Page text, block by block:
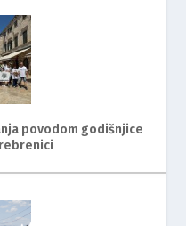
povodom godišnjice